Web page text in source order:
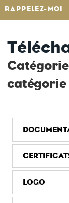
RAPPELEZ-MOI
catégorie
LOGO